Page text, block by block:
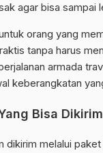
agar bisa sampai
orang yang
tanpa harus
armada
keberangkatan
Bisa Dikirim
dikirim melalui paket